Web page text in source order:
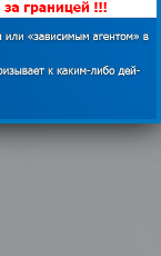
границы